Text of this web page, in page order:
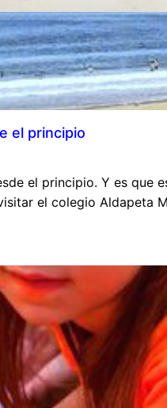
el principio
el principio. Y es que
el colegio Aldapeta